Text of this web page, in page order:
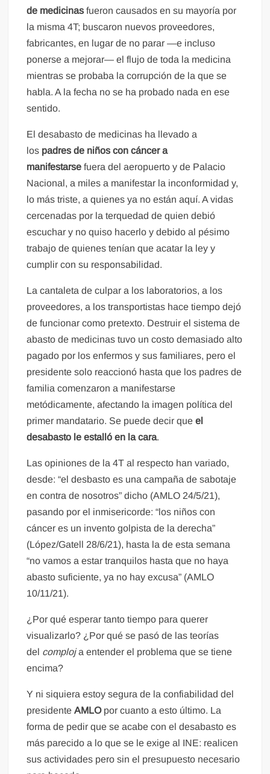
de medicinas fueron causados en su mayoría por
la misma 4T; buscaron nuevos proveedores,
fabricantes, en lugar de no parar —e incluso
ponerse a mejorar— el flujo de toda la medicina
mientras se probaba la corrupción de la que se
habla. A la fecha no se ha probado nada en ese
sentido.
El desabasto de medicinas ha llevado a
los padres de niños con cáncer a
manifestarse fuera del aeropuerto y de Palacio
Nacional, a miles a manifestar la inconformidad y,
lo más triste, a quienes ya no están aquí. A vidas
cercenadas por la terquedad de quien debió
escuchar y no quiso hacerlo y debido al pésimo
trabajo de quienes tenían que acatar la ley y
cumplir con su responsabilidad.
La cantaleta de culpar a los laboratorios, a los
proveedores, a los transportistas hace tiempo dejó
de funcionar como pretexto. Destruir el sistema de
abasto de medicinas tuvo un costo demasiado alto
pagado por los enfermos y sus familiares, pero el
presidente solo reaccionó hasta que los padres de
familia comenzaron a manifestarse
metódicamente, afectando la imagen política del
primer mandatario. Se puede decir queel
desabasto le estalló en la cara.
Las opiniones de la 4T al respecto han variado,
desde: “el desbasto es una campaña de sabotaje
en contra de nosotros” dicho (AMLO 24/5/21),
pasando por el inmisericorde: “los niños con
cáncer es un invento golpista de la derecha”
(López/Gatell 28/6/21), hasta la de esta semana
“no vamos a estar tranquilos hasta que no haya
abasto suficiente, ya no hay excusa” (AMLO
10/11/21).
¿Por qué esperar tanto tiempo para querer
visualizarlo? ¿Por qué se pasó de las teorías
del comploja entender el problema que se tiene
encima?
Y ni siquiera estoy segura de la confiabilidad del
presidenteAMLOpor cuanto a esto último. La
forma de pedir que se acabe con el desabasto es
más parecido a lo que se le exige al INE: realicen
sus actividades pero sin el presupuesto necesario